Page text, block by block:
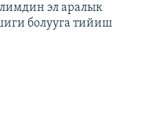
эл аралык
болууга тийиш